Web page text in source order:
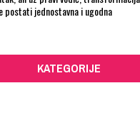
postati jednostavna i ugodna
KATEGORIJE